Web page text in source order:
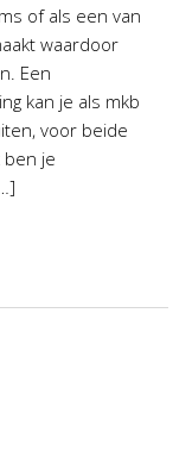
of als een van
waardoor
Een
kan je als mkb
voor beide
ben je